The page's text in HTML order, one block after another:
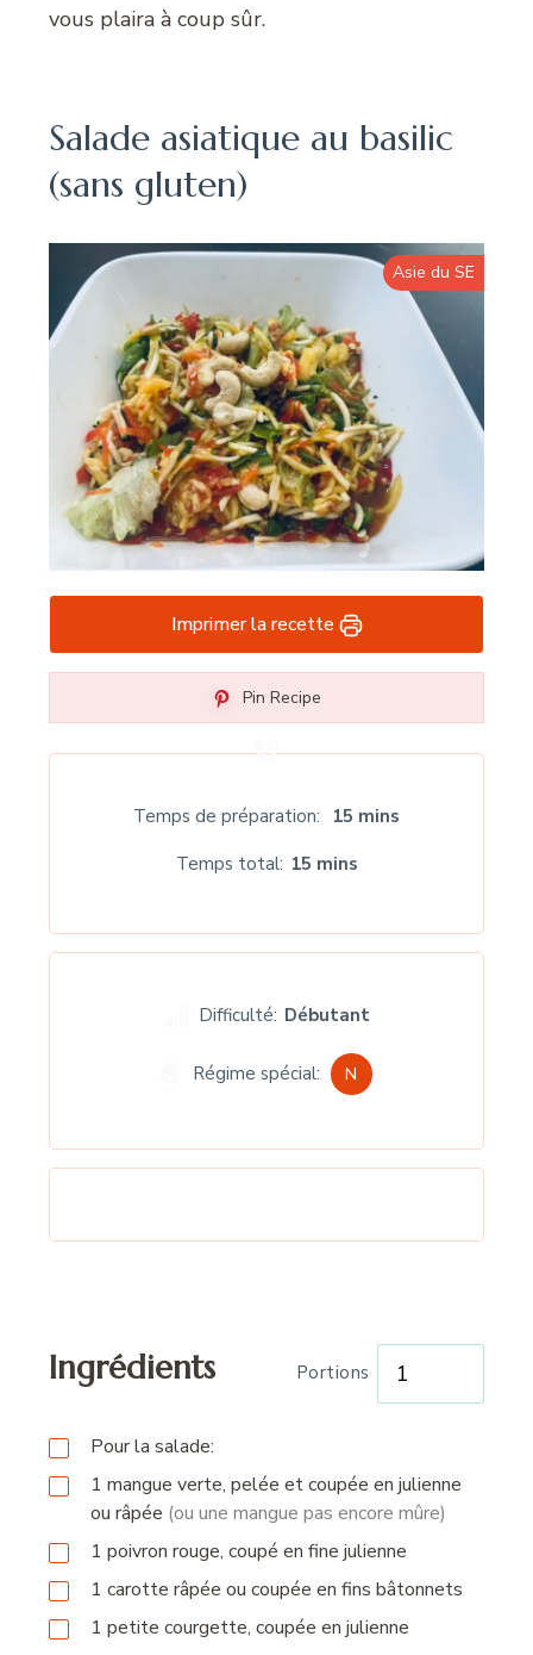
vous plaira à coup sûr.
Salade asiatique au basilic
(sans gluten)
Asie du SE
Imprimer la recette
Pin Recipe
Temps de préparation
15 mins
Temps total 15 mins
Difficulté: Débutant
Régime spécial: N
Ingrédients Portions
Pour la salade:
1 mangue verte, pelée et coupée en julienne
ou râpée (ou une mangue pas encore mûre)
1 poivron rouge, coupé en fine julienne
1 carotte râpée ou coupée en fins bâtonnets
1 petite courgette, coupée en julienne